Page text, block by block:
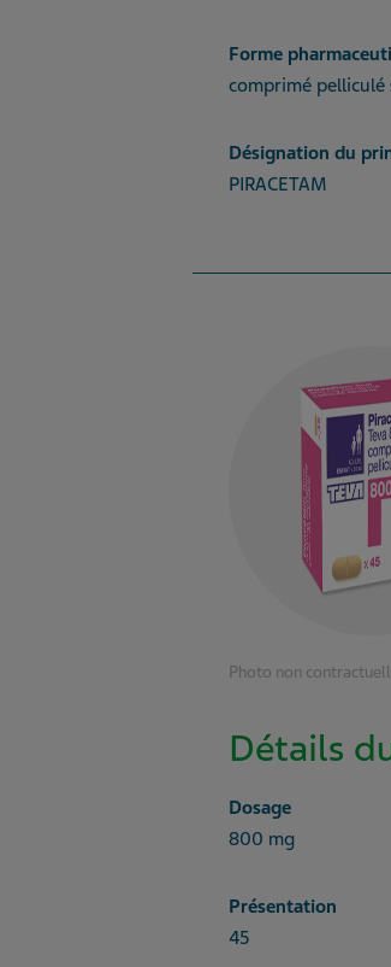
Forme
comprimé pelliculé
Désignation du
PIRACETAM
Photo non
Détails
Dosage
800 mg
Présentation
45